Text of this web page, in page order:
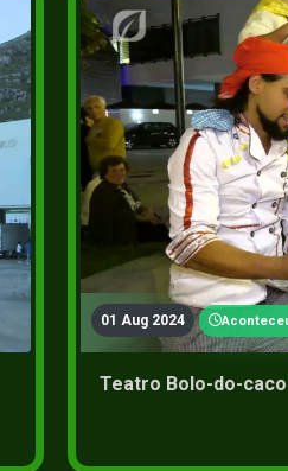
01 Aug 2024
Teatro Bolo-do-